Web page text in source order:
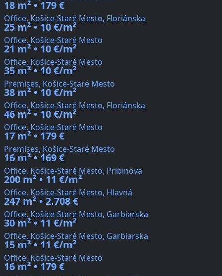
18 m² • 179 €
Office, Košice-Staré Mesto, Floriánska
25 m² • 10 €/m²
Office, Košice-Staré Mesto
21 m² • 10 €/m²
Office, Košice-Staré Mesto
35 m² • 10 €/m²
Premises, Košice-Staré Mesto
38 m² • 10 €/m²
Office, Košice-Staré Mesto, Floriánska
46 m² • 10 €/m²
Office, Košice-Staré Mesto
17 m² • 179 €
Premises, Košice-Staré Mesto
16 m² • 169 €
Office, Košice-Staré Mesto, Pribinova
200 m² • 11 €/m²
Office, Košice-Staré Mesto, Hlavná
247 m² • 2.708 €
Office, Košice-Staré Mesto, Garbiarska
30 m² • 11 €/m²
Office, Košice-Staré Mesto, Garbiarska
15 m² • 11 €/m²
Office, Košice-Staré Mesto
16 m² • 179 €